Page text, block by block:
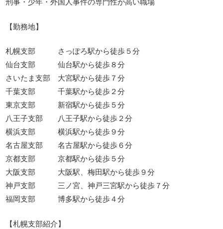
【勤務地】
札幌支部 さっぽろ駅から徒歩５分
仙台支部 仙台駅から徒歩８分
さいたま支部 大宮駅から徒歩７分
千葉支部 千葉駅から徒歩２分
東京支部 新宿駅から徒歩５分
八王子支部 八王子駅から徒歩２分
横浜支部 横浜駅から徒歩９分
名古屋支部 名古屋駅から徒歩６分
京都支部 京都駅から徒歩５分
大阪支部 大阪駅、梅田駅から徒歩９分
神戸支部 三ノ宮、神戸三宮駅から徒歩７分
福岡支部 博多駅から徒歩４分
【札幌支部紹介】